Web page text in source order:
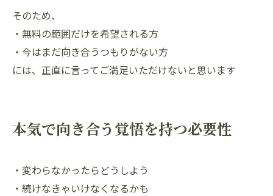
そのため、
・無料の範囲だけを希望される方
・今はまだ向き合うつもりがない方
には、正直に言ってご満足いただけないと思います
本気で向き合う覚悟を持つ必要性
・変わらなかったらどうしよう
・続けなきゃいけなくなるかも